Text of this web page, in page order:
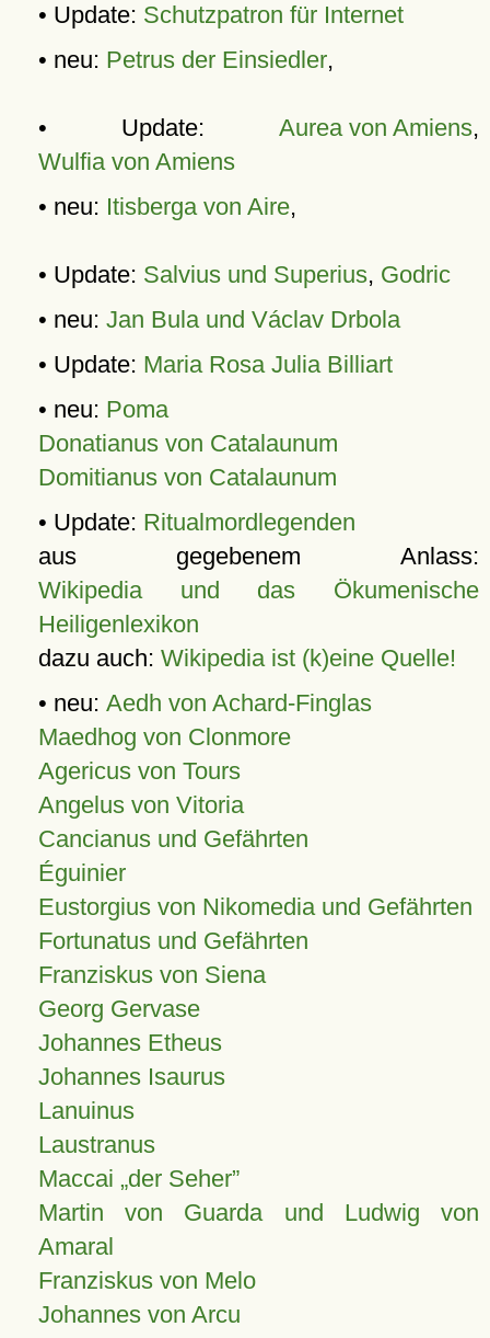
• Update: Schutzpatron für Internet
• neu: Petrus der Einsiedler,
• Update: Aurea von Amiens,
Wulfia von Amiens
• neu: Itisberga von Aire,
• Update: Salvius und Superius, Godric
• neu: Jan Bula und Václav Drbola
• Update: Maria Rosa Julia Billiart
• neu: Poma
Donatianus von Catalaunum
Domitianus von Catalaunum
• Update: Ritualmordlegenden
aus gegebenem Anlass:
Wikipedia und das Ökumenische
Heiligenlexikon
dazu auch: Wikipedia ist (k)eine Quelle!
• neu: Aedh von Achard-Finglas
Maedhog von Clonmore
Agericus von Tours
Angelus von Vitoria
Cancianus und Gefährten
Éguinier
Eustorgius von Nikomedia und Gefährten
Fortunatus und Gefährten
Franziskus von Siena
Georg Gervase
Johannes Etheus
Johannes Isaurus
Lanuinus
Laustranus
Maccai „der Seher”
Martin von Guarda und Ludwig von
Amaral
Franziskus von Melo
Johannes von Arcu